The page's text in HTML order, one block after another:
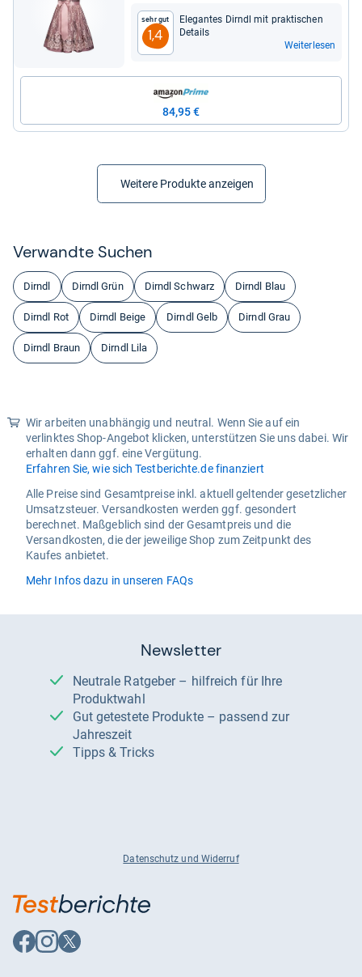
Sehr gut
1,4
Ele­gan­tes Dirndl mit prak­ti­schen
Details
Weiterlesen
84,95 €
Weitere Produkte anzeigen
Ver­wandte Suchen
Dirndl Dirndl Grün Dirndl Schwarz Dirndl Blau
Dirndl Rot Dirndl Beige Dirndl Gelb Dirndl Grau
Dirndl Braun Dirndl Lila
Wir arbeiten unabhängig und neutral. Wenn Sie auf ein
verlinktes Shop-Angebot klicken, unterstützen Sie uns dabei. Wir
erhalten dann ggf. eine Vergütung.
Erfahren Sie, wie sich Testberichte.de finanziert
Alle Preise sind Gesamtpreise inkl. aktuell geltender gesetzlicher
Umsatzsteuer. Versandkosten werden ggf. gesondert
berechnet. Maßgeblich sind der Gesamtpreis und die
Versandkosten, die der jeweilige Shop zum Zeitpunkt des
Kaufes anbietet.
Mehr Infos dazu in unseren FAQs
Newsletter
Neutrale Ratgeber – hilfreich für Ihre
Produktwahl
Gut getestete Produkte – passend zur
Jahreszeit
Tipps & Tricks
Datenschutz und Widerruf
Auf
Facebook
Auf
Instagram
Auf
X